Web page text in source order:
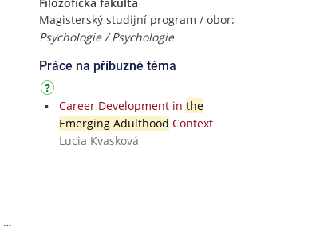
…
Magisterský studijní program / obor:
Psychologie / Psychologie
Práce na příbuzné téma
Career Development in the
Emerging Adulthood Context
Lucia Kvasková